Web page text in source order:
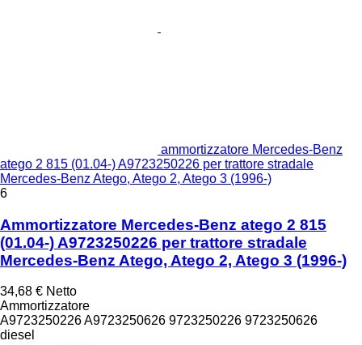
ammortizzatore Mercedes-Benz
atego 2 815 (01.04-) A9723250226 per trattore stradale
Mercedes-Benz Atego, Atego 2, Atego 3 (1996-)
6
Ammortizzatore Mercedes-Benz atego 2 815
(01.04-) A9723250226 per trattore stradale
Mercedes-Benz Atego, Atego 2, Atego 3 (1996-)
34,68 € Netto
Ammortizzatore
A9723250226 A9723250626 9723250226 9723250626
diesel